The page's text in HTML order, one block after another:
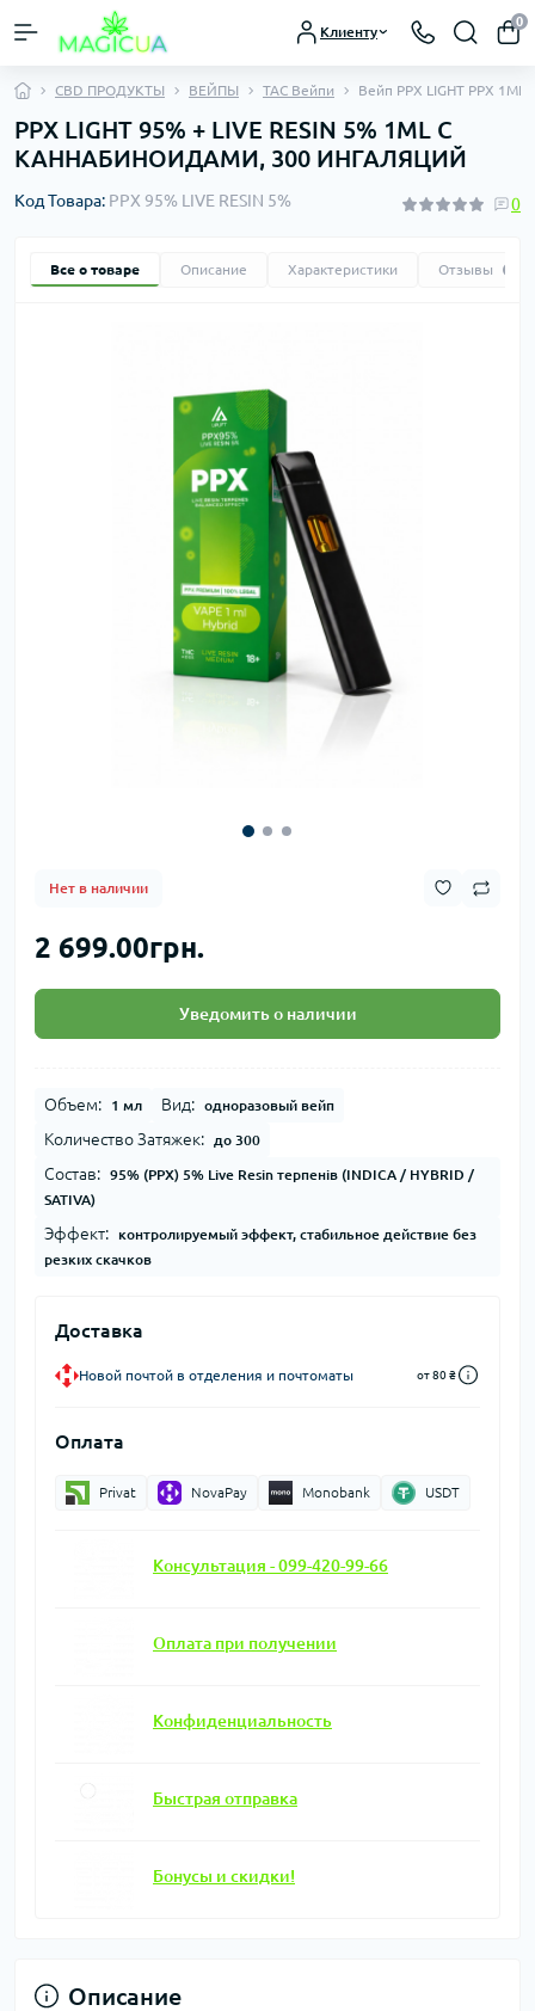
Клиенту
0
CBD ПРОДУКТЫ ВЕЙПЫ TAC Вейпи Вейп PPX LIGHT PPX 1ML
PPX LIGHT 95% + LIVE RESIN 5% 1ML С
КАННАБИНОИДАМИ, 300 ИНГАЛЯЦИЙ
Код Товара: PPX 95% LIVE RESIN 5% 0
Все о товаре Описание Характеристики Отзывы
Нет в наличии
2 699.00грн.
Уведомить о наличии
Объем: 1 мл Вид: одноразовый вейп
Количество Затяжек: до 300
Состав:
95% (PPX) 5% Live Resin терпенів (INDICA / HYBRID /
SATIVA)
Эффект:
контролируемый эффект, стабильное действие без
резких скачков
Доставка
Новой почтой в отделения и почтоматы от 80 ₴
Оплата
Privat NovaPay Monobank USDT
Консультация - 099-420-99-66
Оплата при получении
Конфиденциальность
Быстрая отправка
Бонусы и скидки!
Описание